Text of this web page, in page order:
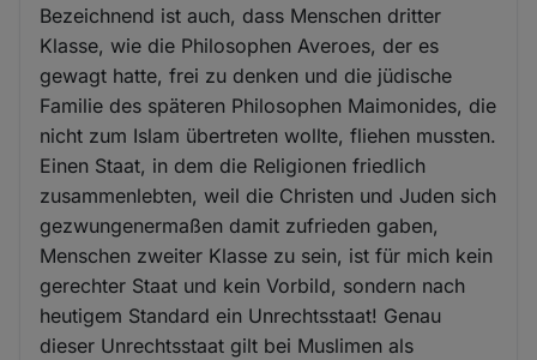
Bezeichnend ist auch, dass Menschen dritter
Klasse, wie die Philosophen Averoes, der es
gewagt hatte, frei zu denken und die jüdische
Familie des späteren Philosophen Maimonides, die
nicht zum Islam übertreten wollte, fliehen mussten.
Einen Staat, in dem die Religionen friedlich
zusammenlebten, weil die Christen und Juden sich
gezwungenermaßen damit zufrieden gaben,
Menschen zweiter Klasse zu sein, ist für mich kein
gerechter Staat und kein Vorbild, sondern nach
heutigem Standard ein Unrechtsstaat! Genau
dieser Unrechtsstaat gilt bei Muslimen als